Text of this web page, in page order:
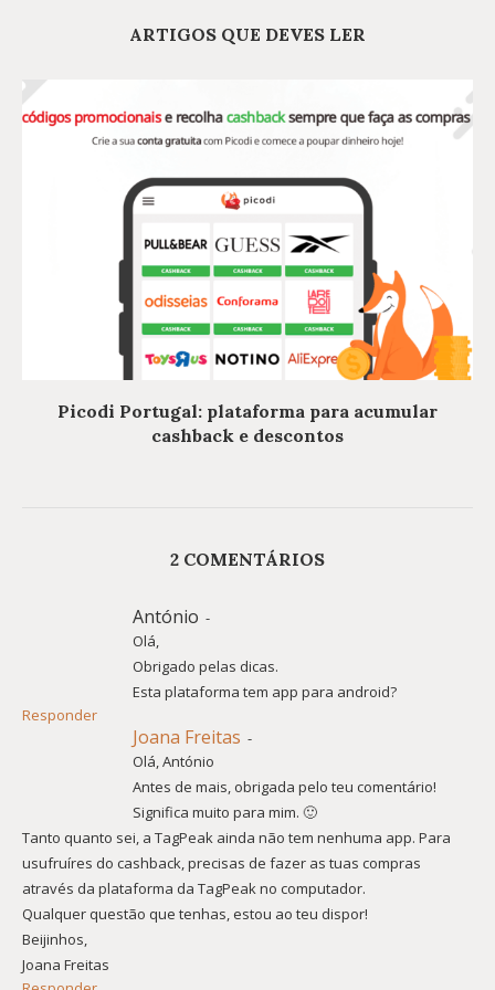
ARTIGOS QUE DEVES LER
Picodi Portugal: plataforma para acumular
cashback e descontos
2 COMENTÁRIOS
António -
Olá,
Obrigado pelas dicas.
Esta plataforma tem app para android?
Responder
Joana Freitas -
Olá, António
Antes de mais, obrigada pelo teu comentário!
Significa muito para mim. 🙂
Tanto quanto sei, a TagPeak ainda não tem nenhuma app. Para
usufruíres do cashback, precisas de fazer as tuas compras
através da plataforma da TagPeak no computador.
Qualquer questão que tenhas, estou ao teu dispor!
Beijinhos,
Joana Freitas